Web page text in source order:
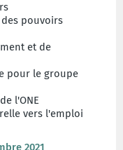
pouvoirs
et de
pour le groupe
l'ONE
vers l'emploi